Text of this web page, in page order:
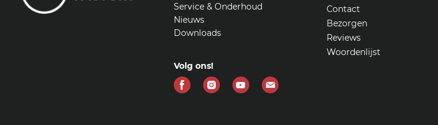
Service & Onderhoud
Nieuws
Downloads
Volg ons!
Vind
Vind
Vind
Vind
Contact
Bezorgen
Reviews
Woordenlijst